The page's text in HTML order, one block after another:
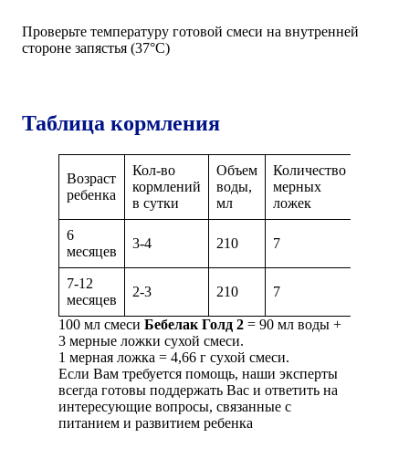
Проверьте температуру готовой смеси на внутренней
стороне запястья (37°С)
Таблица кормления
Возраст
ребенка
Кол-во
кормлений
в сутки
Объем
воды,
мл
Количество
мерных
ложек
6
месяцев
3-4 210 7
7-12
месяцев
2-3 210 7
100 мл смеси Бебелак Голд 2 = 90 мл воды +
3 мерные ложки сухой смеси.
1 мерная ложка = 4,66 г сухой смеси.
Если Вам требуется помощь, наши эксперты
всегда готовы поддержать Вас и ответить на
интересующие вопросы, связанные c
питанием и развитием ребенка